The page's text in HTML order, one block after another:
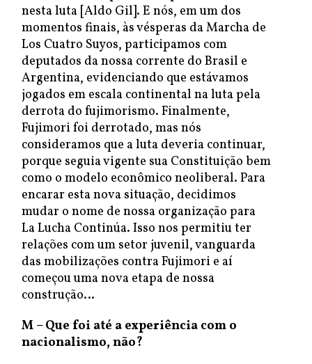
nesta luta [Aldo Gil]. E nós, em um dos
momentos finais, às vésperas da Marcha de
Los Cuatro Suyos, participamos com
deputados da nossa corrente do Brasil e
Argentina, evidenciando que estávamos
jogados em escala continental na luta pela
derrota do fujimorismo. Finalmente,
Fujimori foi derrotado, mas nós
consideramos que a luta deveria continuar,
porque seguia vigente sua Constituição bem
como o modelo econômico neoliberal. Para
encarar esta nova situação, decidimos
mudar o nome de nossa organização para
La Lucha Continúa. Isso nos permitiu ter
relações com um setor juvenil, vanguarda
das mobilizações contra Fujimori e aí
começou uma nova etapa de nossa
construção…
M – Que foi até a experiência com o
nacionalismo, não?